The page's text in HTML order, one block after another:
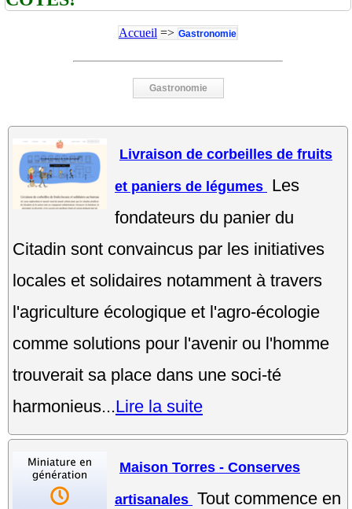
Accueil => Gastronomie
Gastronomie
Livraison de corbeilles de fruits
et paniers de légumes Les
fondateurs du panier du
Citadin sont convaincus par les initiatives
locales et solidaires notamment à travers
l'agriculture écologique et l'agro-écologie
comme solutions pour l'avenir ou l'homme
trouverait sa place dans une soci-té
harmonieus...Lire la suite
Maison Torres - Conserves
artisanales Tout commence en